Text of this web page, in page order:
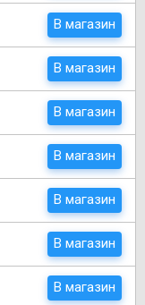
В магазин
В магазин
В магазин
В магазин
В магазин
В магазин
В магазин